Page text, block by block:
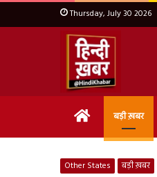
Thursday, July 30 2026
Home बड़ी ख़बर
Other States बड़ी ख़बर